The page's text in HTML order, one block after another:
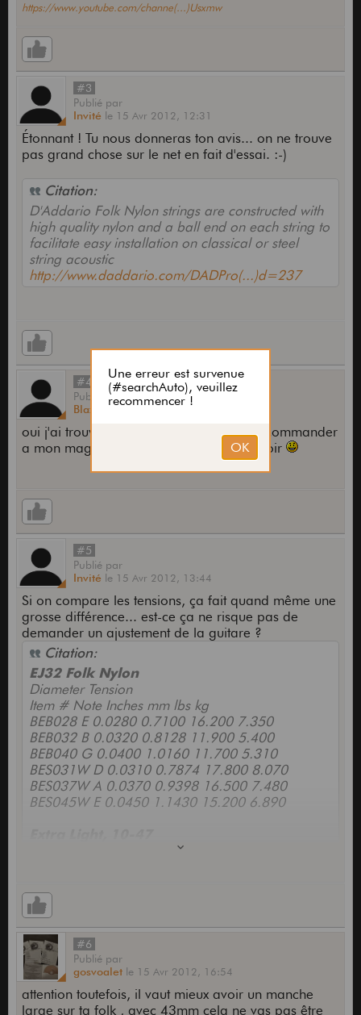
https://www.youtube.com/channe(...)Usxmw
#3
Publié par
Invité le 15 Avr 2012, 12:31
Étonnant ! Tu nous donneras ton avis... on ne trouve
pas grand chose sur le net en fait d'essai. :-)
Citation:
D'Addario Folk Nylon strings are constructed with
high quality nylon and a ball end on each string to
facilitate easy installation on classical or steel
string acoustic
http://www.daddario.com/DADPro(...)d=237
#4
Publié
par
Blazman le15 Avr 2012,
oui j'ai trouver ca baleze ^^ je vais en commander
a mon magasin de musique histoire de voir
#5
Publié par
Invité le 15 Avr 2012, 13:44
Si on compare les tensions, ça fait quand même une
grosse différence... est-ce ça ne risque pas de
demander un ajustement de la guitare ?
Citation:
EJ32 Folk Nylon
Diameter Tension
Item # Note Inches mm lbs kg
BEB028 E 0.0280 0.7100 16.200 7.350
BEB032 B 0.0320 0.8128 11.900 5.400
BEB040 G 0.0400 1.0160 11.700 5.310
BES031W D 0.0310 0.7874 17.800 8.070
BES037W A 0.0370 0.9398 16.500 7.480
BES045W E 0.0450 1.1430 15.200 6.890
PL010 E 0.0100 0.2500 16.200 7.350
PB030 D 0.0300 0.7620 27.100 12.290
PB039 A 0.0390 0.9906 25.400 11.520
PB047 E 0.0470 1.1938 20.700 9.390
EJ16 Phosphor Bronze, Light, 12-53
PL012 E 0.0120 0.3000 23.300 10.570
PL016 B 0.0160 0.4060 23.300 10.570
#6
Publié par
gosvoalet le 15 Avr 2012, 16:54
attention toutefois, il vaut mieux avoir un manche
large sur ta folk , avec 43mm cela ne vas pas être